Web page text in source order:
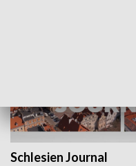
Schlesien Journal